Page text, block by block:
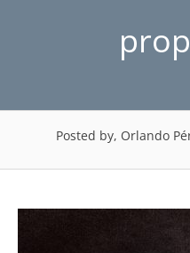
Posted by, Orlando